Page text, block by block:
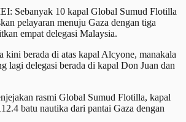
Sebanyak 10 kapal Global Sumud Flotilla
pelayaran menuju Gaza dengan tiga
empat delegasi Malaysia.
kini berada di atas kapal Alcyone, manakala
lagi delegasi berada di kapal Don Juan dan
rasmi Global Sumud Flotilla, kapal
batu nautika dari pantai Gaza dengan